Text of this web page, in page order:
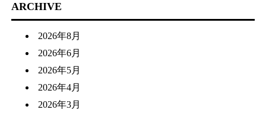
ARCHIVE
2026年8月
2026年6月
2026年5月
2026年4月
2026年3月